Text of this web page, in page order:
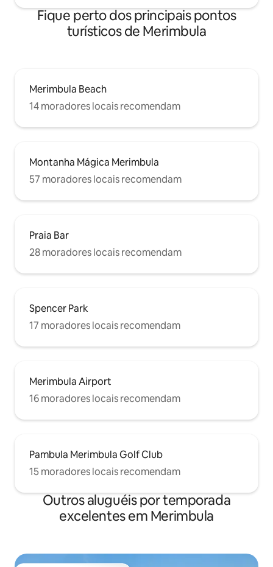
Fique perto dos principais pontos
turísticos de Merimbula
Merimbula Beach
14 moradores locais recomendam
Montanha Mágica Merimbula
57 moradores locais recomendam
Praia Bar
28 moradores locais recomendam
Spencer Park
17 moradores locais recomendam
Merimbula Airport
16 moradores locais recomendam
Pambula Merimbula Golf Club
15 moradores locais recomendam
Outros aluguéis por temporada
excelentes em Merimbula